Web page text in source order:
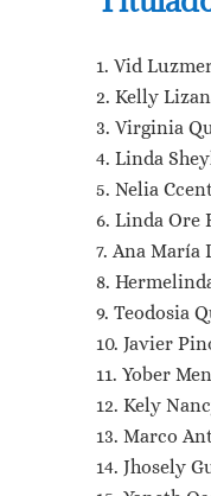
Vid
Kelly
Virginia
Linda
Nelia
Linda Ore
Ana María
Teodosia
Javier
Yober
Kely
Marco
Jhosely